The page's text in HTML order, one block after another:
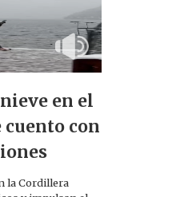
en el
cuento con
la Cordillera